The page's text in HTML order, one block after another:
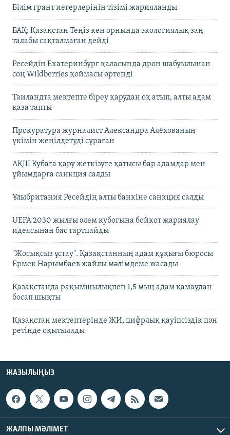
Білім грант иегерлерінің тізімі жарияланды
БАҚ: Қазақстан Теңіз кен орнында экологиялық заң
талабы сақталмаған дейді
Ресейдің Екатеринбург қаласында дрон шабуылынан
соң Wildberries қоймасы өртенді
Таиландта мектепте біреу қарудан оқ атып, алты адам
қаза тапты
Прокуратура журналист Александра Алёхованың
үкімін жеңілдетуді сұраған
АҚШ Кубаға қару жеткізуге қатысы бар адамдар мен
ұйымдарға санкция салды
Ұлыбритания Ресейдің алты банкіне санкция салды
UEFA 2030 жылғы әлем кубогына бойкот жариялау
идеясынан бас тартпайды
"Жосықсыз ұстау". Қазақстанның адам құқығы бюросы
Ермек Нарымбаев жайлы мәлімдеме жасады
Қазақстанда рақымшылықпен 1,5 мың адам қамаудан
босап шықты
Қазақстан мектептерінде ЖИ, цифрлық қауіпсіздік пән
ретінде оқытылады
ЖАЗЫЛЫҢЫЗ
ЖАЛПЫ МӘЛІМЕТ